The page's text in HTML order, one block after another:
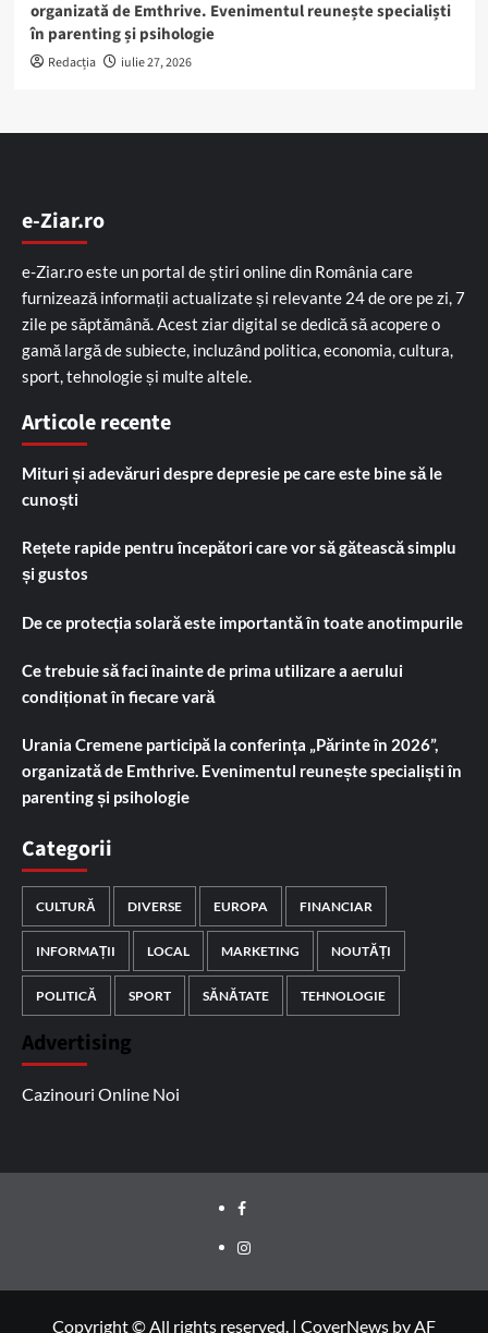
organizată de Emthrive. Evenimentul reunește specialiști
în parenting și psihologie
Redacția iulie 27, 2026
e-Ziar.ro
e-Ziar.ro este un portal de știri online din România care
furnizează informații actualizate și relevante 24 de ore pe zi, 7
zile pe săptămână. Acest ziar digital se dedică să acopere o
gamă largă de subiecte, incluzând politica, economia, cultura,
sport, tehnologie și multe altele.
Articole recente
Mituri și adevăruri despre depresie pe care este bine să le
cunoști
Rețete rapide pentru începători care vor să gătească simplu
și gustos
De ce protecția solară este importantă în toate anotimpurile
Ce trebuie să faci înainte de prima utilizare a aerului
condiționat în fiecare vară
Urania Cremene participă la conferința „Părinte în 2026”,
organizată de Emthrive. Evenimentul reunește specialiști în
parenting și psihologie
Categorii
CULTURĂ DIVERSE EUROPA FINANCIAR
INFORMAȚII LOCAL MARKETING NOUTĂȚI
POLITICĂ SPORT SĂNĂTATE TEHNOLOGIE
Advertising
Cazinouri Online Noi
Facebook
Instagram
Copyright © All rights reserved. | CoverNews by AF